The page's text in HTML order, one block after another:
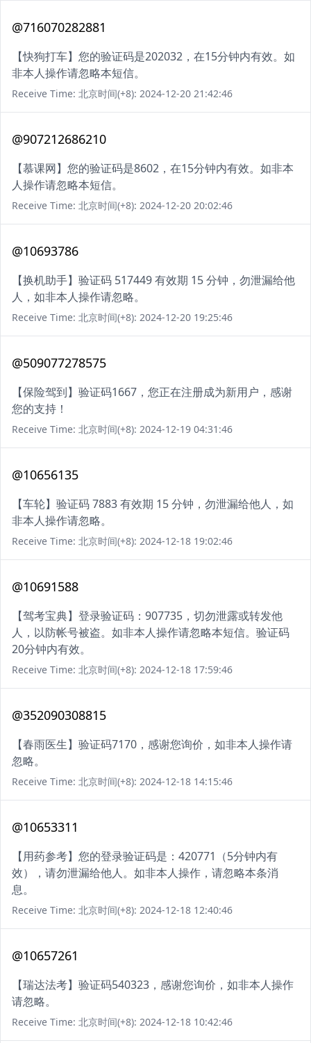
@716070282881
【快狗打车】您的验证码是202032，在15分钟内有效。如
非本人操作请忽略本短信。
Receive Time: 北京时间(+8): 2024-12-20 21:42:46
@907212686210
【慕课网】您的验证码是8602，在15分钟内有效。如非本
人操作请忽略本短信。
Receive Time: 北京时间(+8): 2024-12-20 20:02:46
@10693786
【换机助手】验证码 517449 有效期 15 分钟，勿泄漏给他
人，如非本人操作请忽略。
Receive Time: 北京时间(+8): 2024-12-20 19:25:46
@509077278575
【保险驾到】验证码1667，您正在注册成为新用户，感谢
您的支持！
Receive Time: 北京时间(+8): 2024-12-19 04:31:46
@10656135
【车轮】验证码 7883 有效期 15 分钟，勿泄漏给他人，如
非本人操作请忽略。
Receive Time: 北京时间(+8): 2024-12-18 19:02:46
@10691588
【驾考宝典】登录验证码：907735，切勿泄露或转发他
人，以防帐号被盗。如非本人操作请忽略本短信。验证码
20分钟内有效。
Receive Time: 北京时间(+8): 2024-12-18 17:59:46
@352090308815
【春雨医生】验证码7170，感谢您询价，如非本人操作请
忽略。
Receive Time: 北京时间(+8): 2024-12-18 14:15:46
@10653311
【用药参考】您的登录验证码是：420771（5分钟内有
效），请勿泄漏给他人。如非本人操作，请忽略本条消
息。
Receive Time: 北京时间(+8): 2024-12-18 12:40:46
@10657261
【瑞达法考】验证码540323，感谢您询价，如非本人操作
请忽略。
Receive Time: 北京时间(+8): 2024-12-18 10:42:46